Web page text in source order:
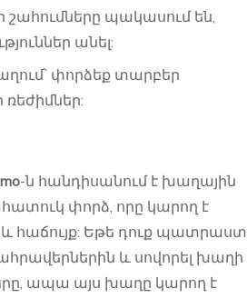
շահումները պակասում են,
անել:
փորձեք տարբեր
-ն հանդիսանում է խաղային
փորձ, որը կարող է
և հաճույք: Եթե դուք պատրաստ
և սովորել խաղի
ապա այս խաղը կարող է